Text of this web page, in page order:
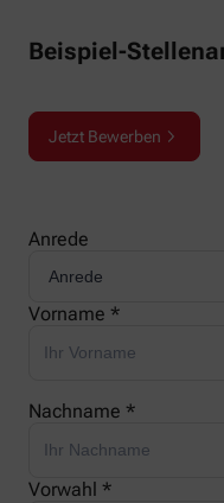
Beispiel-
Jetzt Bewerben
Anrede
Vorname *
Nachname *
Vorwahl *